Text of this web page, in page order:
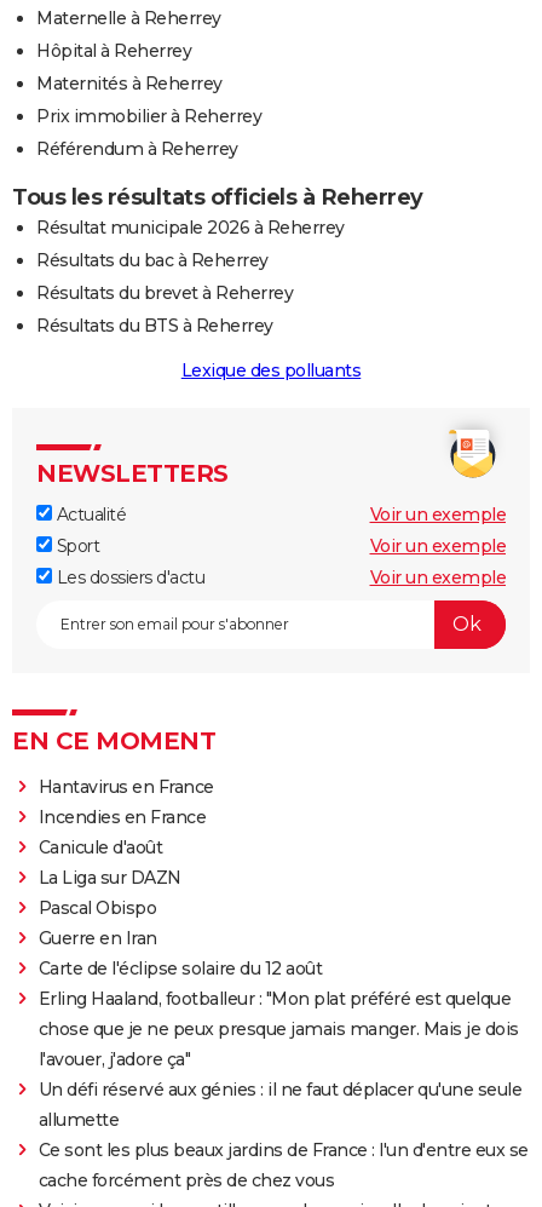
Maternelle à Reherrey
Hôpital à Reherrey
Maternités à Reherrey
Prix immobilier à Reherrey
Référendum à Reherrey
Tous les résultats officiels à Reherrey
Résultat municipale 2026 à Reherrey
Résultats du bac à Reherrey
Résultats du brevet à Reherrey
Résultats du BTS à Reherrey
Lexique des polluants
NEWSLETTERS
Actualité
Voir un exemple
Sport
Voir un exemple
Les dossiers d'actu
Voir un exemple
EN CE MOMENT
Hantavirus en France
Incendies en France
Canicule d'août
La Liga sur DAZN
Pascal Obispo
Guerre en Iran
Carte de l'éclipse solaire du 12 août
Erling Haaland, footballeur : "Mon plat préféré est quelque
chose que je ne peux presque jamais manger. Mais je dois
l'avouer, j'adore ça"
Un défi réservé aux génies : il ne faut déplacer qu'une seule
allumette
Ce sont les plus beaux jardins de France : l'un d'entre eux se
cache forcément près de chez vous